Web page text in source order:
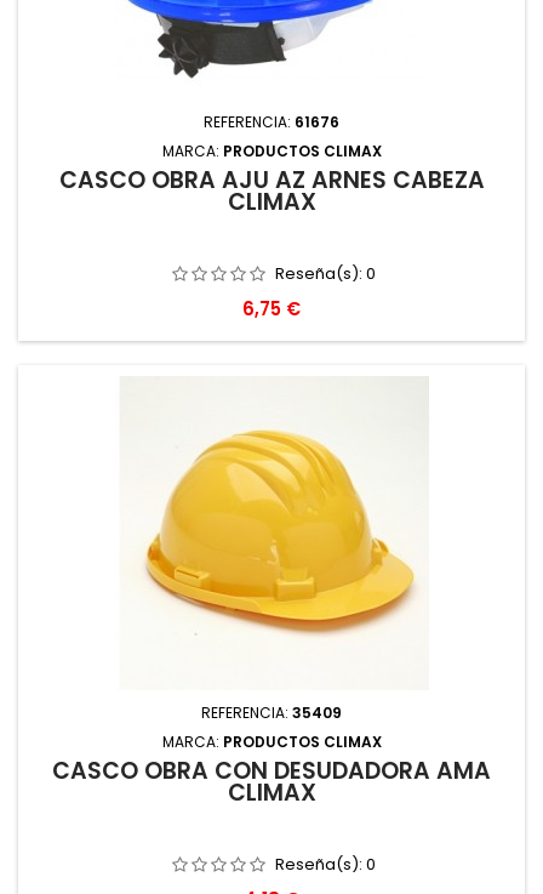
REFERENCIA: 61676
MARCA: PRODUCTOS CLIMAX
CASCO OBRA AJU AZ ARNES CABEZA
CLIMAX
Reseña(s): 0
Precio
6,75 €
REFERENCIA: 35409
MARCA: PRODUCTOS CLIMAX
CASCO OBRA CON DESUDADORA AMA
CLIMAX
Reseña(s): 0